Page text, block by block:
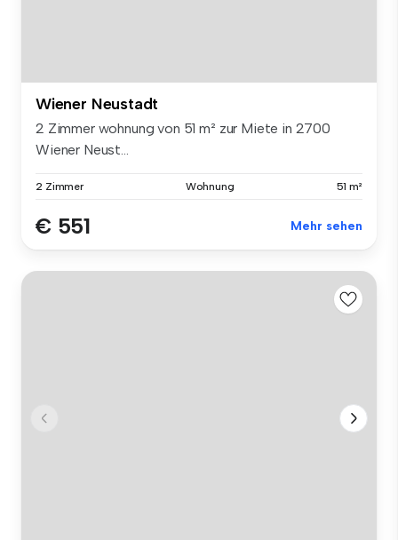
Wiener Neustadt
2 Zimmer wohnung von 51 m² zur Miete in 2700
Wiener Neust...
2 Zimmer Wohnung 51 m²
€ 551 Mehr sehen